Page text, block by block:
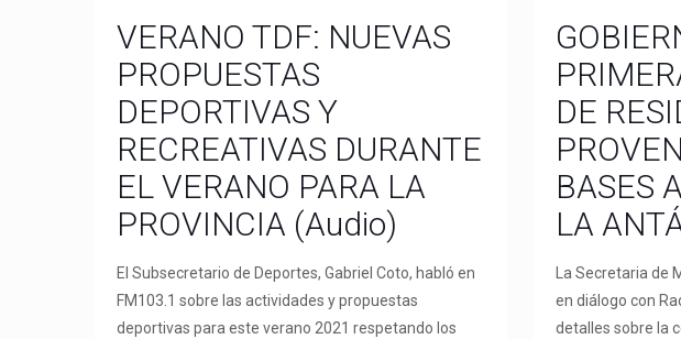
VERANO TDF: NUEVAS
PROPUESTAS
DEPORTIVAS Y
RECREATIVAS DURANTE
EL VERANO PARA LA
PROVINCIA (Audio)
El Subsecretario de Deportes, Gabriel Coto, habló en
FM103.1 sobre las actividades y propuestas
deportivas para este verano 2021 respetando los
DE
BASES
LA
La Secretaria de
en diálogo con
detalles sobre la